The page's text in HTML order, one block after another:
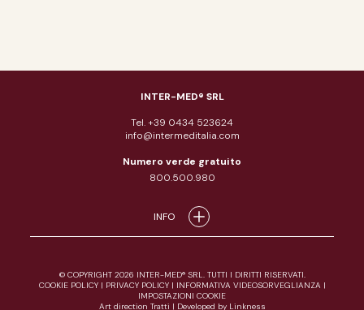
INTER-MED® SRL
Tel. +39 0434 523624
info@intermeditalia.com
Numero verde gratuito
800.500.980
INFO
© COPYRIGHT 2026 INTER-MED® SRL. TUTTI I DIRITTI RISERVATI.
COOKIE POLICY| PRIVACY POLICY| INFORMATIVA VIDEOSORVEGLIANZA |
IMPOSTAZIONI COOKIE
Art direction Tratti | Developed by Linkness